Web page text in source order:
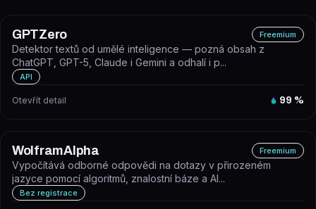
GPTZero Freemium
Detektor textů od umělé inteligence — pozná obsah z
ChatGPT, GPT-5, Claude i Gemini a odhalí i p...
API
Otevřít detail 99 %
WolframAlpha Freemium
Vypočítává odborné odpovědi na dotazy v přirozeném
jazyce pomocí algoritmů, znalostní báze a AI...
Bez registrace